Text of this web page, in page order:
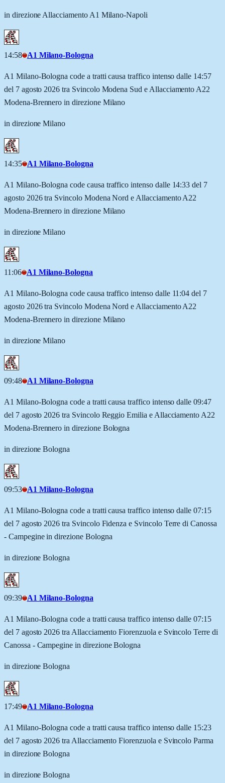
in direzione Allacciamento A1 Milano-Napoli
14:58 A1 Milano-Bologna
A1 Milano-Bologna code a tratti causa traffico intenso dalle 14:57
del 7 agosto 2026 tra Svincolo Modena Sud e Allacciamento A22
Modena-Brennero in direzione Milano
in direzione Milano
14:35 A1 Milano-Bologna
A1 Milano-Bologna code causa traffico intenso dalle 14:33 del 7
agosto 2026 tra Svincolo Modena Nord e Allacciamento A22
Modena-Brennero in direzione Milano
in direzione Milano
11:06 A1 Milano-Bologna
A1 Milano-Bologna code causa traffico intenso dalle 11:04 del 7
agosto 2026 tra Svincolo Modena Nord e Allacciamento A22
Modena-Brennero in direzione Milano
in direzione Milano
09:48 A1 Milano-Bologna
A1 Milano-Bologna code a tratti causa traffico intenso dalle 09:47
del 7 agosto 2026 tra Svincolo Reggio Emilia e Allacciamento A22
Modena-Brennero in direzione Bologna
in direzione Bologna
09:53 A1 Milano-Bologna
A1 Milano-Bologna code a tratti causa traffico intenso dalle 07:15
del 7 agosto 2026 tra Svincolo Fidenza e Svincolo Terre di Canossa
- Campegine in direzione Bologna
in direzione Bologna
09:39 A1 Milano-Bologna
A1 Milano-Bologna code a tratti causa traffico intenso dalle 07:15
del 7 agosto 2026 tra Allacciamento Fiorenzuola e Svincolo Terre di
Canossa - Campegine in direzione Bologna
in direzione Bologna
17:49 A1 Milano-Bologna
A1 Milano-Bologna code a tratti causa traffico intenso dalle 15:23
del 7 agosto 2026 tra Allacciamento Fiorenzuola e Svincolo Parma
in direzione Bologna
in direzione Bologna